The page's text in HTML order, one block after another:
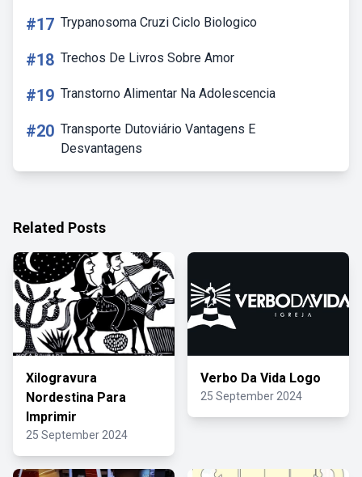
#17 Trypanosoma Cruzi Ciclo Biologico
#18 Trechos De Livros Sobre Amor
#19 Transtorno Alimentar Na Adolescencia
#20 Transporte Dutoviário Vantagens E
Desvantagens
Related Posts
Xilogravura
Nordestina Para
Imprimir
25 September 2024
Verbo Da Vida Logo
25 September 2024